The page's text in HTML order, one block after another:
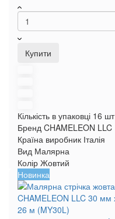
Купити
Кількість в упаковці 16 шт
Бренд CHAMELEON LLC
Країна виробник Італія
Вид Малярна
Колір Жовтий
Новинка